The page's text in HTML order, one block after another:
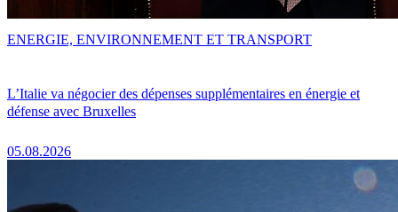
L’Italie va négocier des dépenses supplémentaires en énergie et
défense avec Bruxelles
05.08.2026
ENERGIE, ENVIRONNEMENT ET TRANSPORT